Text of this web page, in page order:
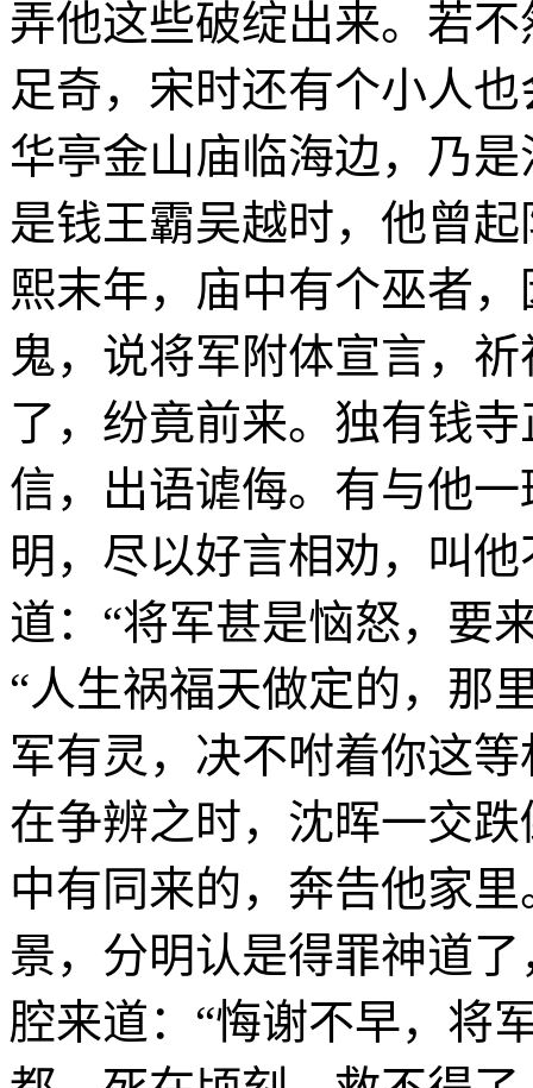
弄他这些破绽出来。若
足奇，宋时还有个小人
华亭金山庙临海边，乃
是钱王霸吴越时，他曾
熙末年，庙中有个巫者
鬼，说将军附体宣言，
了，纷竟前来。独有钱
信，出语谑侮。有与他
明，尽以好言相劝，叫
道：“将军甚是恼怒，要
“人生祸福天做定的，那
军有灵，决不咐着你这
在争辨之时，沈晖一交
中有同来的，奔告他家
景，分明认是得罪神道
腔来道：“悔谢不早，将